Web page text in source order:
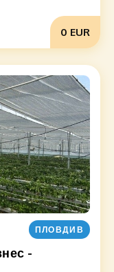
0 EUR
ПЛОВДИВ
-